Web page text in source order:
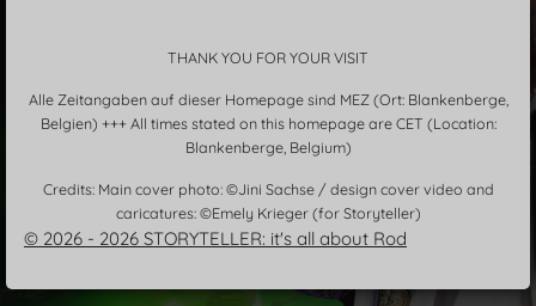
THANK YOU FOR YOUR VISIT
Alle Zeitangaben auf dieser Homepage sind MEZ (Ort: Blankenberge,
Belgien) +++ All times stated on this homepage are CET (Location:
Blankenberge, Belgium)
Credits: Main cover photo: ©Jini Sachse / design cover video and
caricatures: ©Emely Krieger (for Storyteller)
© 2026 - 2026 STORYTELLER: it's all about Rod